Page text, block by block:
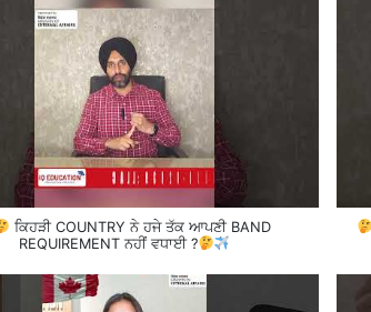
ਕਿਹੜੀ COUNTRY ਨੇ ਹਜੇ ਤੱਕ ਆਪਣੀ BAND
REQUIREMENT ਨਹੀਂ ਵਧਾਈ ?